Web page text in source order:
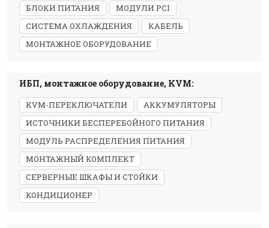
БЛОКИ ПИТАНИЯ
МОДУЛИ PCI
СИСТЕМА ОХЛАЖДЕНИЯ
КАБЕЛЬ
МОНТАЖНОЕ ОБОРУДОВАНИЕ
ИБП, монтажное оборудование, KVM:
KVM-ПЕРЕКЛЮЧАТЕЛИ
АККУМУЛЯТОРЫ
ИСТОЧНИКИ БЕСПЕРЕБОЙНОГО ПИТАНИЯ
МОДУЛЬ РАСПРЕДЕЛЕНИЯ ПИТАНИЯ
МОНТАЖНЫЙ КОМПЛЕКТ
СЕРВЕРНЫЕ ШКАФЫ И СТОЙКИ
КОНДИЦИОНЕР